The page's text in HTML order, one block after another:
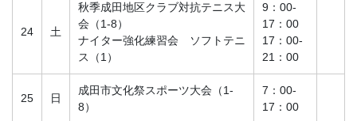
24 土
秋季成田地区クラブ対抗テニス大
会（1-8）
ナイター強化練習会 ソフトテニ
ス（1）
9：00-
17：00
17：00-
21：00
25 日
成田市文化祭スポーツ大会（1-
8）
7：00-
17：00